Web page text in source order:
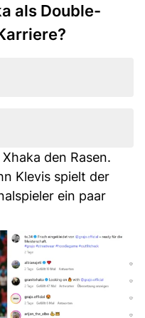
als Double-
den Rasen.
Klevis spielt der
ein paar